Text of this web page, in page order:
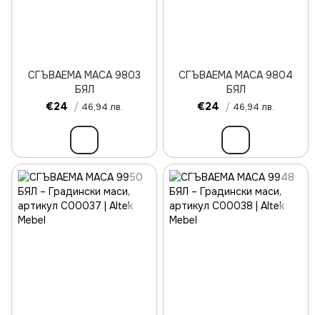
СГЪВАЕМА МАСА 9803
БЯЛ
€24 / 46,94 лв.
СГЪВАЕМА МАСА 9804
БЯЛ
€24 / 46,94 лв.